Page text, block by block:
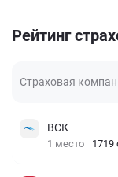
Рейтинг
Страховая
ВСК
1 место 1719